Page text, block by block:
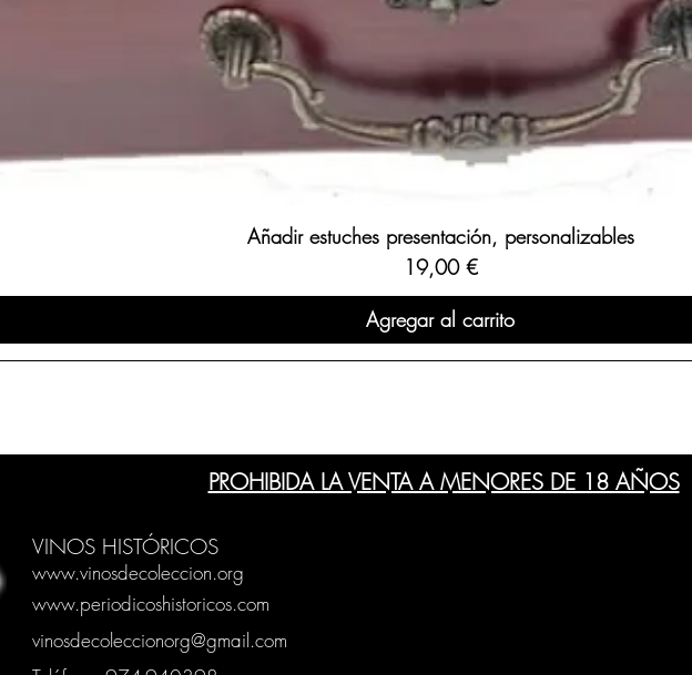
Añadir estuches presentación, personalizables
Precio
19,00 €
Agregar al carrito
PROHIBIDA LA VENTA A MENORES DE 18 AÑOS
VINOS HISTÓRICOS
www.vinosdecoleccion.org
www.periodicoshistoricos.com
vinosdecoleccionorg@gmail.com